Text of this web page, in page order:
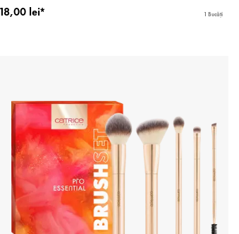
18,00 lei*
1 Bucăți